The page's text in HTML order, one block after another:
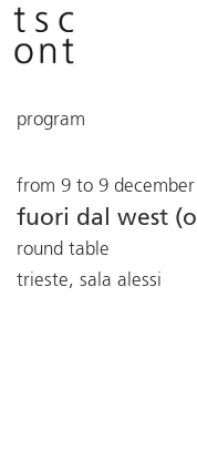
program
from 9 to 9
fuori dal west
round table
trieste, sala alessi